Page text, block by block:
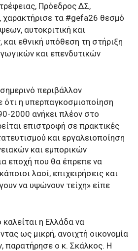
Πρόεδρος ΔΣ,
, χαρακτήρισε τα #gefa26 θεσμό
αυτοκριτική και
εθνική υπόθεση τη στήριξη
και επενδυτικών
περιβάλλον
ότι η υπερπαγκοσμιοποίηση
2000 ανήκει πλέον στο
επιστροφή σε πρακτικές
και εργαλειοποίηση
και εμπορικών
εποχή που θα έπρεπε να
λαοί, επιχειρήσεις και
να υψώνουν τείχη» είπε
η Ελλάδα να
ως μικρή, ανοιχτή οικονομία
παρατήρησε ο κ. Σκάλκος. Η